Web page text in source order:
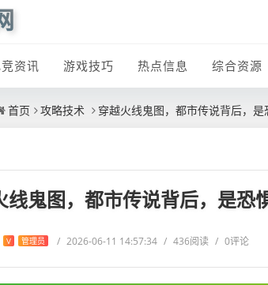
资讯 游戏技巧 热点信息 综合资源
首页 攻略技术 穿越火线鬼图，都市传说背后，是
线鬼图，都市传说背后，是恐
V 管理员 / 2026-06-11 14:57:34 / 436阅读 / 0评论